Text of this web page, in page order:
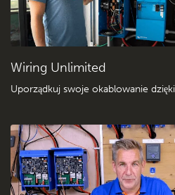
Ogólne pliki do
Wiring Unlimited
Uporządkuj swoje okablowanie